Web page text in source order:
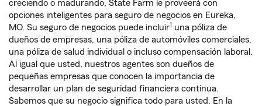
creciendo o madurando, State Farm le proveerá con
opciones inteligentes para seguro de negocios en Eureka,
MO. Su seguro de negocios puede incluir1 una póliza de
dueños de empresas, una póliza de automóviles comerciales,
una póliza de salud individual o incluso compensación laboral.
Al igual que usted, nuestros agentes son dueños de
pequeñas empresas que conocen la importancia de
desarrollar un plan de seguridad financiera continua.
Sabemos que su negocio significa todo para usted. En la